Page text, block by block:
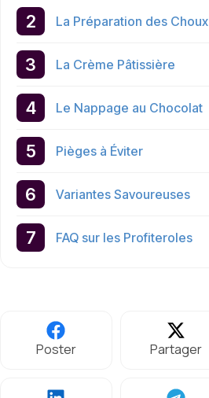
La Préparation des Choux
La Crème Pâtissière
Le Nappage au Chocolat
Pièges à Éviter
Variantes Savoureuses
FAQ sur les Profiteroles
Poster Partager